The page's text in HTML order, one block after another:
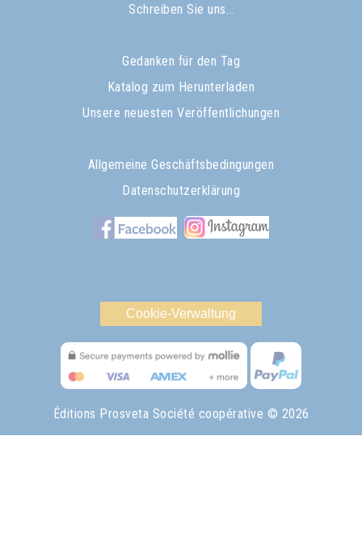
Schreiben Sie uns…
Gedanken für den Tag
Katalog zum Herunterladen
Unsere neuesten Veröffentlichungen
Allgemeine Geschäftsbedingungen
Datenschutzerklärung
Cookie-Verwaltung
Éditions Prosveta Société coopérative © 2026